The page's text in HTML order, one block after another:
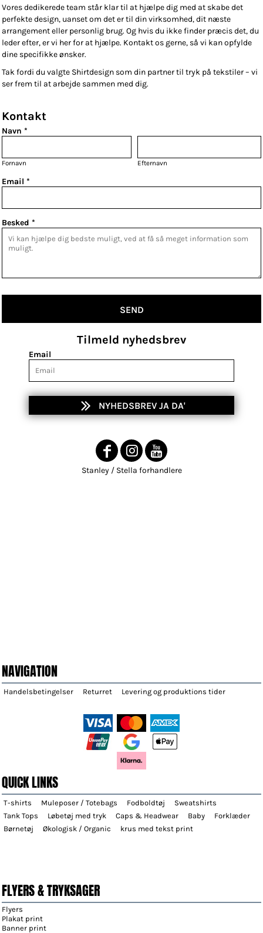
Vores dedikerede team står klar til at hjælpe dig med at skabe det
perfekte design, uanset om det er til din virksomhed, dit næste
arrangement eller personlig brug. Og hvis du ikke finder præcis det, du
leder efter, er vi her for at hjælpe. Kontakt os gerne, så vi kan opfylde
dine specifikke ønsker.
Tak fordi du valgte Shirtdesign som din partner til tryk på tekstiler – vi
ser frem til at arbejde sammen med dig.
Kontakt
Navn *
Fornavn Efternavn
Email *
Besked *
SEND
Tilmeld nyhedsbrev
Email
NYHEDSBREV JA DA'
Stanley / Stella forhandlere
NAVIGATION
Handelsbetingelser Returret Levering og produktions tider
QUICK LINKS
T-shirts Muleposer / Totebags Fodboldtøj
Sweatshirts
Tank Tops
Løbetøj med tryk Caps & Headwear Baby
Forklæder
Børnetøj
Økologisk / Organic krus med tekst print
FLYERS & TRYKSAGER
Flyers
Plakat print
Banner print